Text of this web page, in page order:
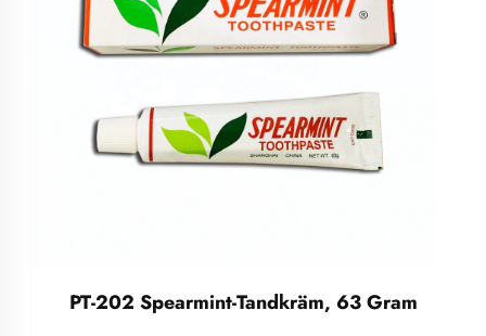
PT-202 Spearmint-Tandkräm, 63 Gram